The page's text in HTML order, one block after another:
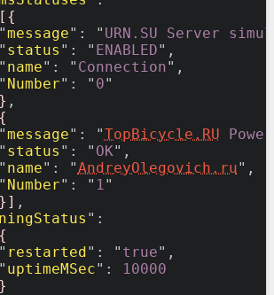
[{
message": " URN.SU Server
status ": " ENABLED",
name": " Connection",
Number": " 0"
} ,
{
message": "TopBicycle.RU
status ": " OK",
name": "AndreyOlegovich.ru",
Number": " 1"
}] ,
":
{
restarted": " true",
uptimeMSec":
10000
}